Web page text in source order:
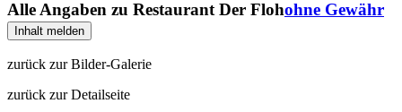
Alle Angaben zu Restaurant Der Flohohne Gewähr
Inhalt melden
zurück zur Bilder-Galerie
zurück zur Detailseite